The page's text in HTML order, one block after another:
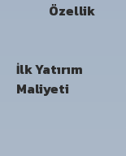
Özellik
İlk Yatırım
Maliyeti